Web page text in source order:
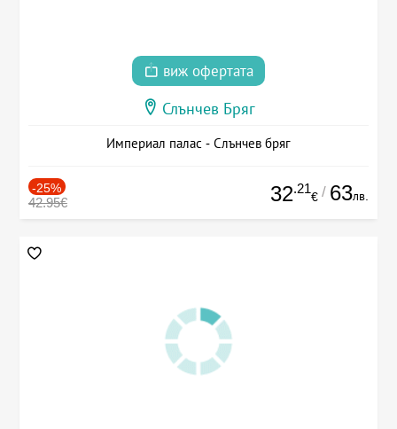
виж офертата
Слънчев Бряг
Империал палас - Слънчев бряг
-25%
42.95€ 32.21
€ / 63лв.